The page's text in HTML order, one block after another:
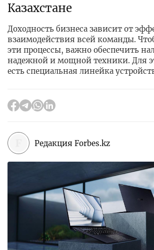
Казахстане
Доходность бизнеса зависит от
взаимодействия всей команды.
эти процессы, важно обеспечить
надежной и мощной техники. Для
есть специальная линейка
Редакция Forbes.kz